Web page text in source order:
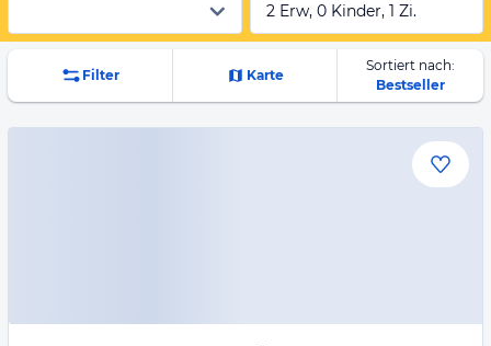
2 Erw, 0 Kinder, 1 Zi.
Filter Karte
Sortiert nach:
Bestseller